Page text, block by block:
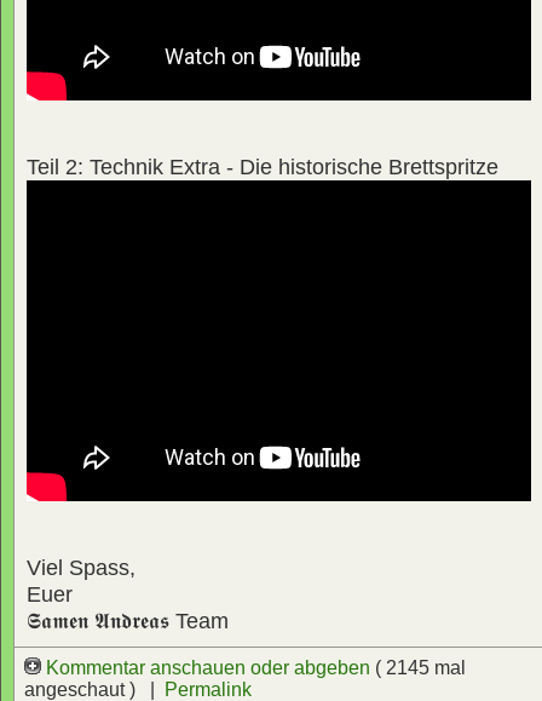
Teil 2: Technik Extra - Die historische Brettspritze
Viel Spass,
Euer
𝕾𝖆𝖒𝖊𝖓 𝕬𝖓𝖉𝖗𝖊𝖆𝖘 Team
Kommentar anschauen oder abgeben ( 2145 mal
angeschaut ) |
Permalink